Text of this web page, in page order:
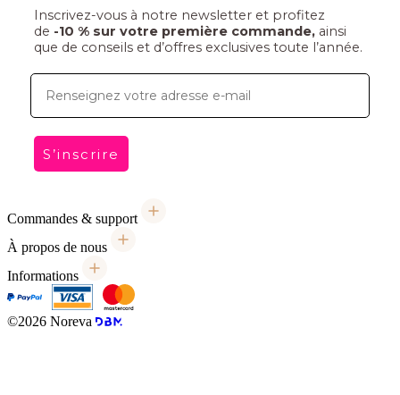
Inscrivez-vous à notre newsletter et profitez
de -10 % sur votre première commande, ainsi
que de conseils et d’offres exclusives toute l’année.
E-mail
S’inscrire
Commandes & support
À propos de nous
Informations
©2026 Noreva